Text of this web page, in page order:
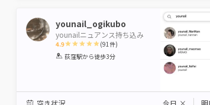
younail_ogikubo
younailニュアンス持ち込み
4.9
1 2 3 4 5
(91 件)
荻窪駅から徒歩3分
空き状況